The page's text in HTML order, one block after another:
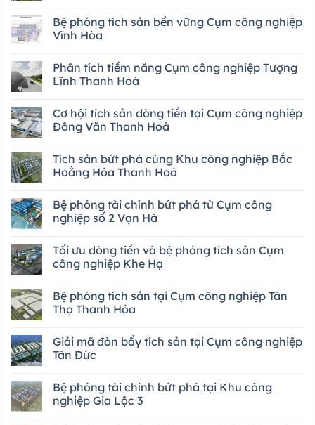
Bệ phóng tích sản bền vững Cụm công nghiệp
Vĩnh Hòa
Phân tích tiềm năng Cụm công nghiệp Tượng
Lĩnh Thanh Hoá
Cơ hội tích sản dòng tiền tại Cụm công nghiệp
Đông Văn Thanh Hoá
Tích sản bứt phá cùng Khu công nghiệp Bắc
Hoằng Hóa Thanh Hoá
Bệ phóng tài chính bứt phá từ Cụm công
nghiệp số 2 Vạn Hà
Tối ưu dòng tiền và bệ phóng tích sản Cụm
công nghiệp Khe Hạ
Bệ phóng tích sản tại Cụm công nghiệp Tân
Thọ Thanh Hóa
Giải mã đòn bẩy tích sản tại Cụm công nghiệp
Tân Đức
Bệ phóng tài chính bứt phá tại Khu công
nghiệp Gia Lộc 3